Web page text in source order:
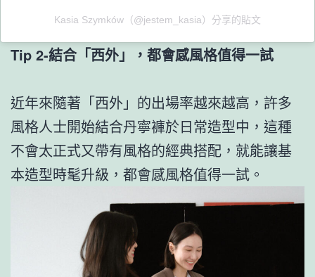
Kasia Szymków（@jestem_kasia）分享的貼文
Tip 2-結合「西外」，都會感風格值得一試
近年來隨著「西外」的出場率越來越高，許多
風格人士開始結合丹寧褲於日常造型中，這種
不會太正式又帶有風格的經典搭配，就能讓基
本造型時髦升級，都會感風格值得一試。